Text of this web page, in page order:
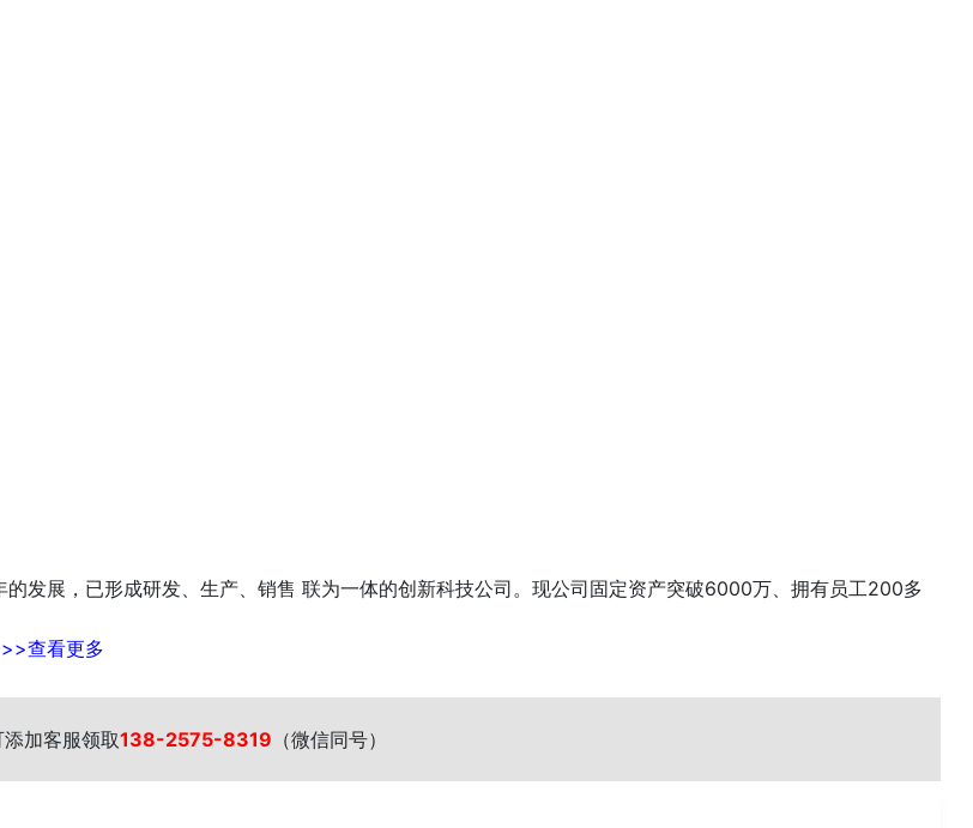
发展，已形成研发、生产、销售 联为一体的创新科技公司。现公司固定资产突破6000万、拥有员工200多
查看更多
加客服领取138-2575-8319 （微信同号）